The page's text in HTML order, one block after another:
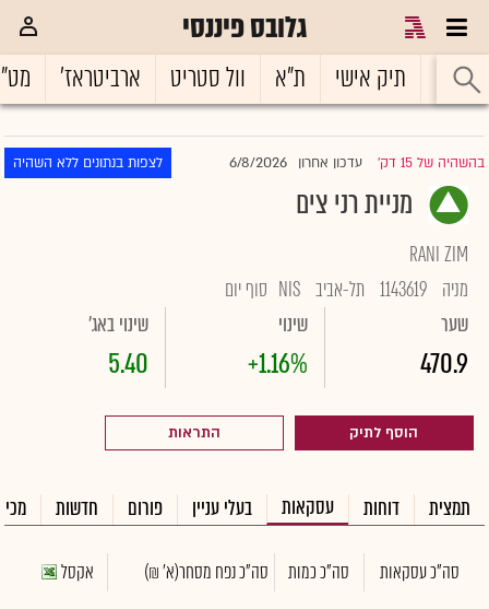
גלובס פיננסי
ראשי תיק אישי ת"א וול סטריט ארביטראז'
בהשהיה של 15 דק' |עדכון אחרון 6/8/2026 לצפות בנתונים ללא השהיה
מניית רני צים
RANI ZIM
מניה 1143619 תל-אביב NIS סוף יום
שער
470.9
שינוי
+1.16%
שינוי באג'
5.40
הוסף לתיק התראות
תמצית דוחות עסקאות בעלי עניין פורום חדשות
סה"כ עסקאות סה"כ כמות סה"כ נפח מסחר(א' ₪) אקסל